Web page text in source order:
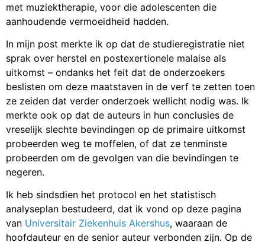
met muziektherapie, voor die adolescenten die
aanhoudende vermoeidheid hadden.
In mijn post merkte ik op dat de studieregistratie niet
sprak over herstel en postexertionele malaise als
uitkomst – ondanks het feit dat de onderzoekers
beslisten om deze maatstaven in de verf te zetten toen
ze zeiden dat verder onderzoek wellicht nodig was. Ik
merkte ook op dat de auteurs in hun conclusies de
vreselijk slechte bevindingen op de primaire uitkomst
probeerden weg te moffelen, of dat ze tenminste
probeerden om de gevolgen van die bevindingen te
negeren.
Ik heb sindsdien het protocol en het statistisch
analyseplan bestudeerd, dat ik vond op deze pagina
van Universitair Ziekenhuis Akershus, waaraan de
hoofdauteur en de senior auteur verbonden zijn. Op de